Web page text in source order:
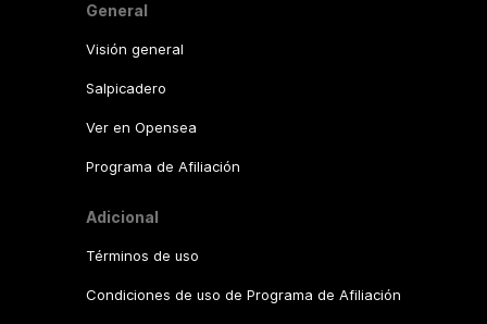
General
Visión general
Salpicadero
Ver en Opensea
Programa de Afiliación
Adicional
Términos de uso
Condiciones de uso de Programa de Afiliación